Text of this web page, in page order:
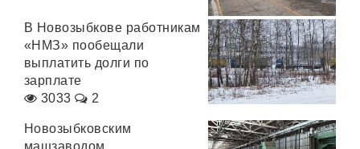
В Новозыбкове работникам
«НМЗ» пообещали
выплатить долги по
зарплате
3033
2
Новозыбковским
машзаводом